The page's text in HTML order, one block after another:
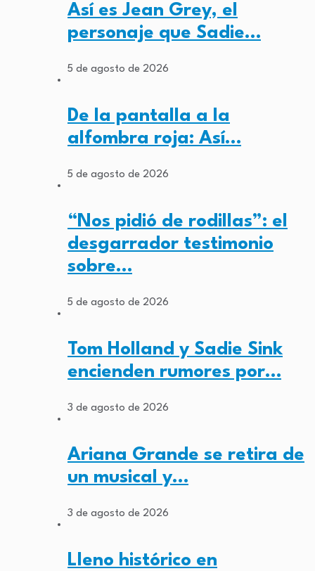
Así es Jean Grey, el
personaje que Sadie…
5 de agosto de 2026
De la pantalla a la
alfombra roja: Así…
5 de agosto de 2026
“Nos pidió de rodillas”: el
desgarrador testimonio
sobre…
5 de agosto de 2026
Tom Holland y Sadie Sink
encienden rumores por…
3 de agosto de 2026
Ariana Grande se retira de
un musical y…
3 de agosto de 2026
Lleno histórico en